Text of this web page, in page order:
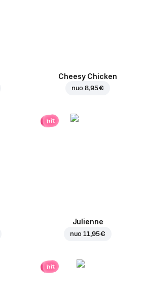
Cheesy Chicken
nuo8,95 €
hit
Julienne
nuo11,95 €
hit